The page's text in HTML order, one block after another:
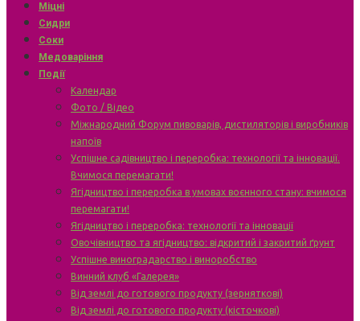
Міцні
Сидри
Соки
Медоваріння
Події
Календар
Фото / Відео
Міжнародний Форум пивоварів, дистиляторів і виробників
напоїв
Успішне садівництво і переробка: технології та інновації.
Вчимося перемагати!
Ягідництво і переробка в умовах воєнного стану: вчимося
перемагати!
Ягідництво і переробка: технології та інновації
Овочівництво та ягідництво: відкритий і закритий ґрунт
Успішне виноградарство і виноробство
Винний клуб «Галерея»
Від землі до готового продукту (зерняткові)
Від землі до готового продукту (кісточкові)